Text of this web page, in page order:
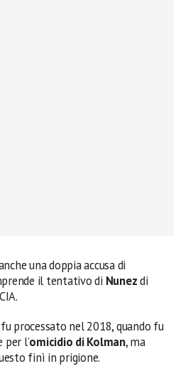
una doppia accusa di
il tentativo di Nunezdi
processato nel 2018, quando fu
l’omicidio di Kolman, ma
finì in prigione.